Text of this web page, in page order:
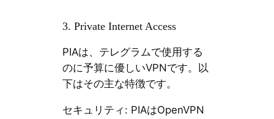
3. Private Internet Access
PIAは、テレグラムで使用する
のに予算に優しいVPNです。以
下はその主な特徴です。
セキュリティ: PIAはOpenVPN